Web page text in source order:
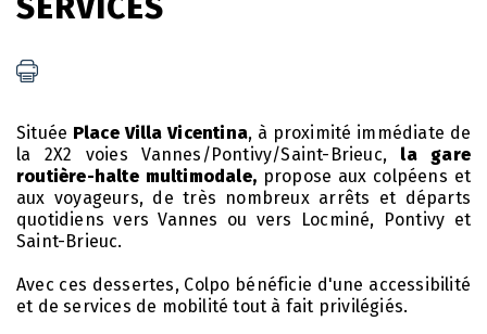
Située Place Villa Vicentina, à proximité immédiate de
la 2X2 voies Vannes/Pontivy/Saint-Brieuc, la gare
routière-halte multimodale,propose aux colpéens et
aux voyageurs, de très nombreux arrêts et départs
quotidiens vers Vannes ou vers Locminé, Pontivy et
Saint-Brieuc.
Avec ces dessertes, Colpo bénéficie d'une accessibilité
et de services de mobilité tout à fait privilégiés.